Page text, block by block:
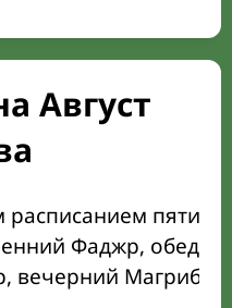
Август
расписанием пяти
Фаджр,
вечерний Магриб